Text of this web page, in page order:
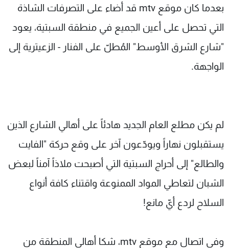
بعدما كان موقع mtv قد أضاء على التصرفات الشاذة
التي تحصل على أعين الجميع في منطقة السبتية، يعود
"شارع الشرق الأوسط" المُطلّ على الفنار - الزعيترية إلى
الواجهة.
لم يكن مطلع العام الجديد هادئاً على أهالي الشارع الذين
يستقبلون نهاراً ويودّعون آخر على وقع حركة "الفايت
والطالع" إلى أحراج السبتية التي أصبحت ملاذاً آمناً لبعض
الشبان لتعاطي المواد الممنوعة واقتناء كافة أنواع
السلاح لردع أيّ مانع!
وفي اتصال مع موقع mtv، شكا أهالي المنطقة من
شاهد البرامج
الترددات
الإنـتـاج